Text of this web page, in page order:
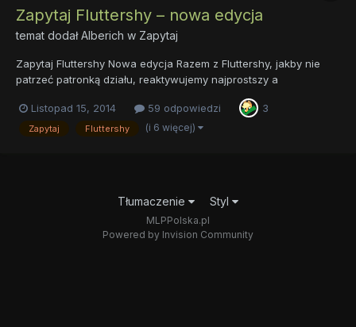
Zapytaj Fluttershy – nowa edycja
temat dodałAlberich w Zapytaj
Zapytaj Fluttershy Nowa edycja Razem z Fluttershy, jakby nie
patrzeć patronką działu, reaktywujemy najprostszy a
klasyczna zapytajka. Wszystkie stare pytania wylądowały w
ciepłym i przytulnym archiwum, zaczynamy od zera. Zanim
Listopad 15, 2014 59 odpowiedzi 3
Zapytaj Fluttershy (i 6 więcej)
Tłumaczenie Styl
MLPPolska.pl
Powered by Invision Community